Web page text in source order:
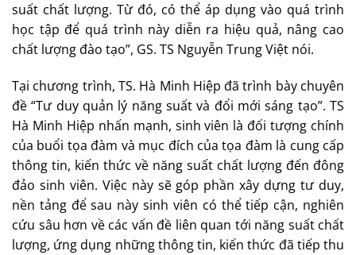
suất chất lượng. Từ đó, có thể áp dụng vào quá trình
học tập để quá trình này diễn ra hiệu quả, nâng cao
chất lượng đào tạo”, GS. TS Nguyễn Trung Việt nói.
Tại chương trình, TS. Hà Minh Hiệp đã trình bày chuyên
đề “Tư duy quản lý năng suất và đổi mới sáng tạo”. TS
Hà Minh Hiệp nhấn mạnh, sinh viên là đối tượng chính
của buổi tọa đàm và mục đích của tọa đàm là cung cấp
thông tin, kiến thức về năng suất chất lượng đến đông
đảo sinh viên. Việc này sẽ góp phần xây dựng tư duy,
nền tảng để sau này sinh viên có thể tiếp cận, nghiên
cứu sâu hơn về các vấn đề liên quan tới năng suất chất
lượng, ứng dụng những thông tin, kiến thức đã tiếp thu